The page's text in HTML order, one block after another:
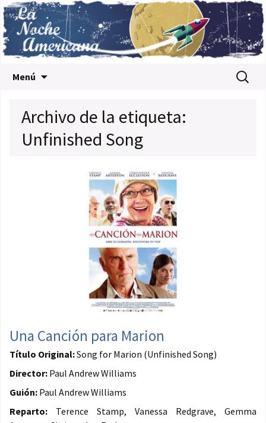
Menú Buscar:
Archivo de la etiqueta:
Unfinished Song
Una Canción para Marion
Título Original:Song for Marion (Unfinished Song)
Director: Paul Andrew Williams
Guión: Paul Andrew Williams
Reparto: Terence Stamp, Vanessa Redgrave, Gemma